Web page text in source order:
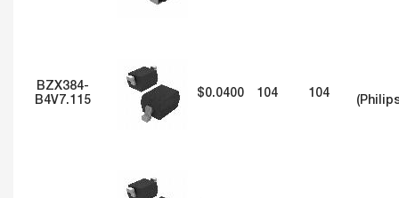
BZX384-
B4V7.115
$0.0400 104 104